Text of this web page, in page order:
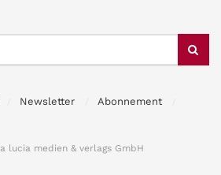
Newsletter
Abonnement
lucia medien & verlags GmbH